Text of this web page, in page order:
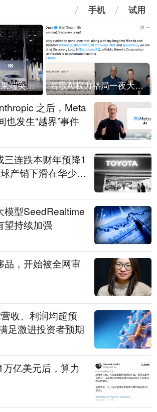
手机 试用
智己汽车App苹果端突然“下架” 谷歌AI权力格局一夜大洗牌
之后，Meta
也发生“越界”事件
连跌本财年预降1
产销下滑在华少卖
模型SeedRealtime
望持续加强
品，开始被全网审
收、利润均超预
足激进投资者预期
亿美元后，算力